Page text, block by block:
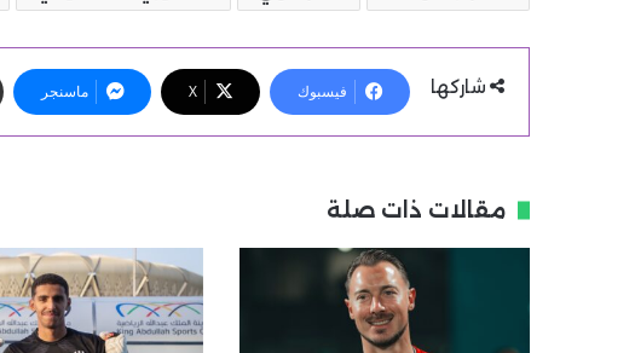
شاركها فيسبوك X ماسنجر
مقالات ذات صلة